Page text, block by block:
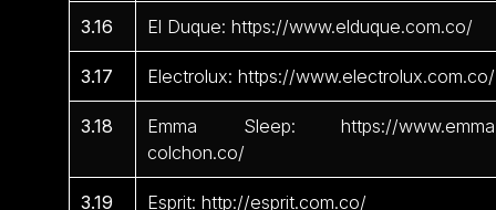
3.16 El Duque: https://www.elduque.com.co/
3.17 Electrolux: https://www.electrolux.com.co/
3.18
Emma Sleep: https://
colchon.co/
3.19 Esprit: http://esprit.com.co/